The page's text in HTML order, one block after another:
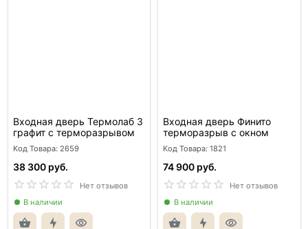
Входная дверь Термолаб 3
графит с терморазрывом
Код Товара: 2659
38 300 руб.
Нет отзывов
В наличии
Входная дверь Финито
терморазрыв с окном
Код Товара: 1821
74 900 руб.
Нет отзывов
В наличии